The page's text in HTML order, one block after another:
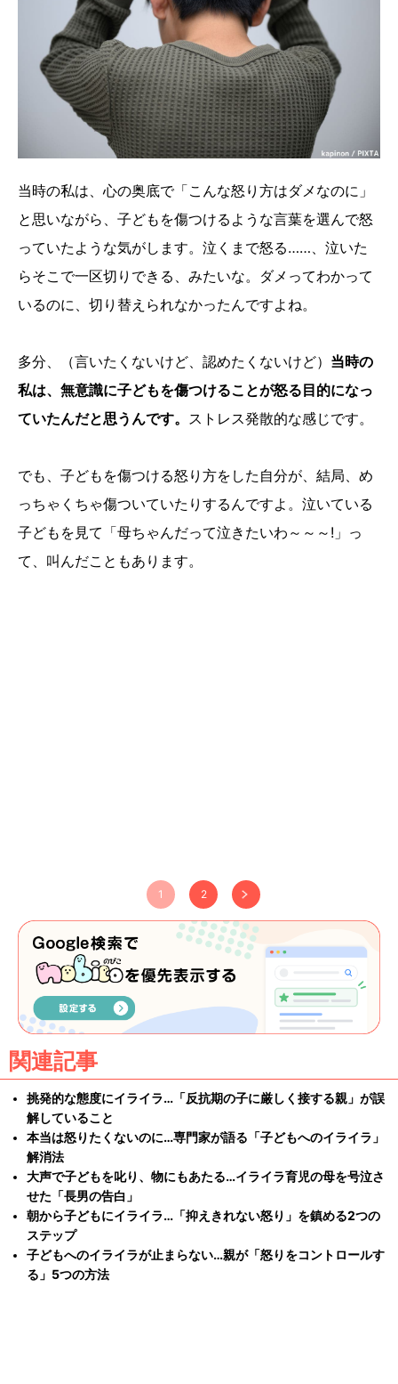
当時の私は、心の奥底で「こんな怒り方はダメなのに」
と思いながら、子どもを傷つけるような言葉を選んで怒
っていたような気がします。泣くまで怒る……、泣いた
らそこで一区切りできる、みたいな。ダメってわかって
いるのに、切り替えられなかったんですよね。
多分、（言いたくないけど、認めたくないけど） 当時の
私は、無意識に子どもを傷つけることが怒る目的になっ
ていたんだと思うんです。 ストレス発散的な感じです。
でも、子どもを傷つける怒り方をした自分が、結局、め
っちゃくちゃ傷ついていたりするんですよ。泣いている
子どもを見て「母ちゃんだって泣きたいわ～～～!」っ
て、叫んだこともあります。
1 2
関連記事
挑発的な態度にイライラ…「反抗期の子に厳しく接する親」が誤
解していること
本当は怒りたくないのに…専門家が語る「子どもへのイライラ」
解消法
大声で子どもを叱り、物にもあたる…イライラ育児の母を号泣さ
せた「長男の告白」
朝から子どもにイライラ…「抑えきれない怒り」を鎮める2つの
ステップ
子どもへのイライラが止まらない…親が「怒りをコントロールす
る」5つの方法